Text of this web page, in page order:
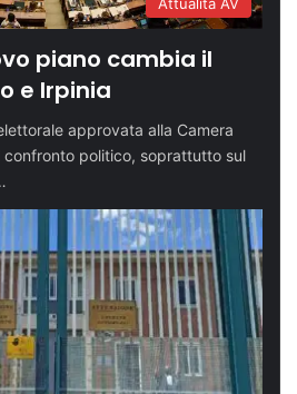
Attualità AV
piano cambia il
e Irpinia
approvata alla Camera
politico, soprattutto sul